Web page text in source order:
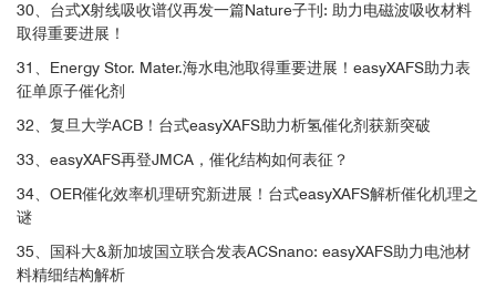
30、台式X射线吸收谱仪再发一篇Nature子刊: 助力电磁波吸收材料
取得重要进展！
31、Energy Stor. Mater.海水电池取得重要进展！easyXAFS助力表
征单原子催化剂
32、复旦大学ACB！台式easyXAFS助力析氢催化剂获新突破
33、easyXAFS再登JMCA，催化结构如何表征？
34、OER催化效率机理研究新进展！台式easyXAFS解析催化机理之
谜
35、国科大&新加坡国立联合发表ACSnano: easyXAFS助力电池材
料精细结构解析